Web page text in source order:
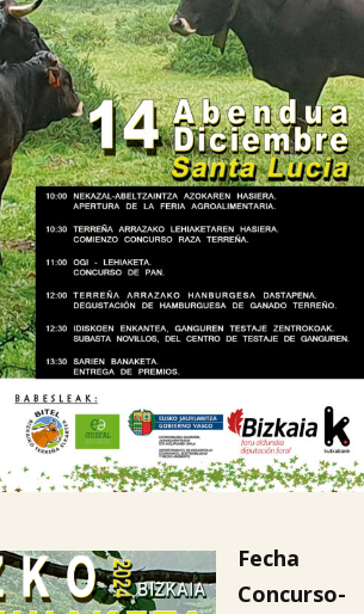
Fecha
Concurso-